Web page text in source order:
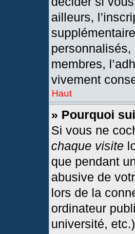
ailleurs,
personnalisés,
membres,
vivement
Haut
» Pourquoi
Si vous ne
chaque visite
que pendant
abusive de
lors de la
ordinateur
université,